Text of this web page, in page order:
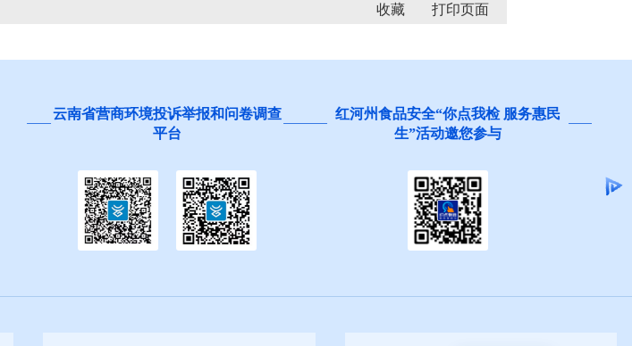
收藏
红河州食品安全“你点我检 服务惠民
生”活动邀您参与
阻碍民营经济发展壮大问题线索征
集